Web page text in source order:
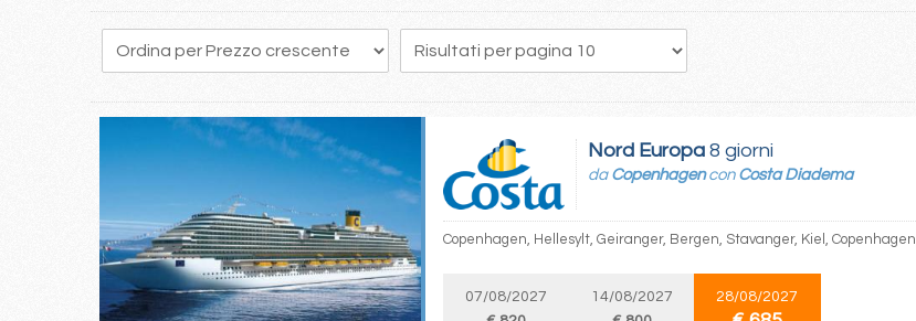
4 5 6 7 9 10 11 12
Nord Europa 8 giorni
da Copenhagencon Costa Diadema
Copenhagen, Hellesylt, Geiranger, Bergen, Stavanger, Kiel, Copenhagen
07/08/2027
14/08/2027
28/08/2027